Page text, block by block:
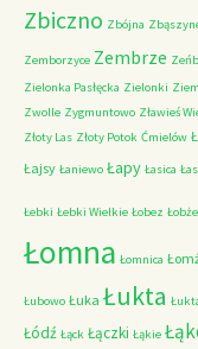
Zbiczno Zbójna
Zemborzyce Zembrze
Zielonka Pasłęcka Zielonki
Zwolle Zygmuntowo Zławieś
Złoty Las Złoty Potok Ćmielów
Łajsy Łaniewo Łapy Łasica
Łebki Łebki Wielkie Łobez
Łomna Łomnica
Łubowo Łuka Łukta
Łódź Łąck Łączki Łąkie